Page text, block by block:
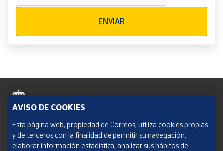
ENVIAR
Política de cookies
Aviso legal
AVISO DE COOKIES
Esta página web, propiedad de Correos, utiliza cookies propias
y de terceros con la finalidad de permitir su navegación,
elaborar información estadística, analizar sus hábitos de